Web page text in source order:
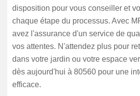
disposition pour vous conseiller et
chaque étape du processus. Avec
avez l'assurance d'un service de
vos attentes. N'attendez plus pour
dans votre jardin ou votre espace
dès aujourd'hui à 80560 pour une
efficace.